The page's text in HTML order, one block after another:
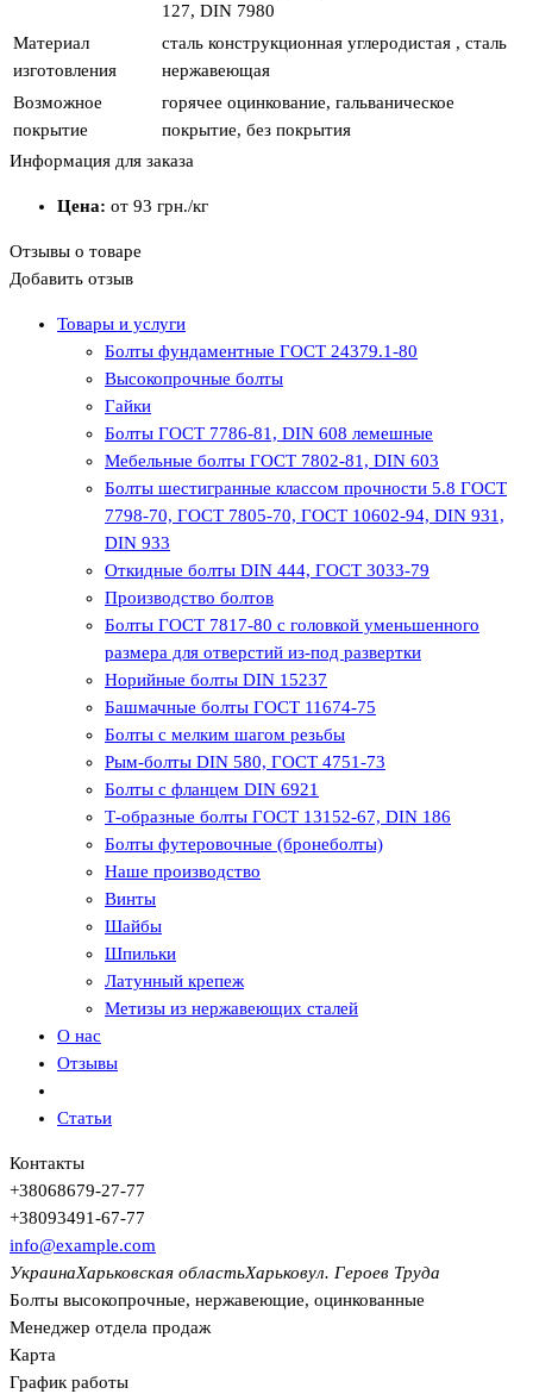
127, DIN 7980
Материал
изготовления
сталь конструкционная углеродистая , сталь
нержавеющая
Возможное
покрытие
горячее оцинкование, гальваническое
покрытие, без покрытия
Информация для заказа
Цена: от 93 грн./кг
Отзывы о товаре
Добавить отзыв
Товары и услуги
Болты фундаментные ГОСТ 24379.1-80
Высокопрочные болты
Гайки
Болты ГОСТ 7786-81, DIN 608 лемешные
Мебельные болты ГОСТ 7802-81, DIN 603
Болты шестигранные классом прочности 5.8 ГОСТ
7798-70, ГОСТ 7805-70, ГОСТ 10602-94, DIN 931,
DIN 933
Откидные болты DIN 444, ГОСТ 3033-79
Производство болтов
Болты ГОСТ 7817-80 с головкой уменьшенного
размера для отверстий из-под развертки
Норийные болты DIN 15237
Башмачные болты ГОСТ 11674-75
Болты с мелким шагом резьбы
Рым-болты DIN 580, ГОСТ 4751-73
Болты с фланцем DIN 6921
Т-образные болты ГОСТ 13152-67, DIN 186
Болты футеровочные (бронеболты)
Наше производство
Винты
Шайбы
Шпильки
Латунный крепеж
Метизы из нержавеющих сталей
О нас
Отзывы
Статьи
Контакты
+38068679-27-77
+38093491-67-77
info@example.com
УкраинаХарьковская областьХарьковул. Героев Труда
Болты высокопрочные, нержавеющие, оцинкованные
Менеджер отдела продаж
Карта
График работы